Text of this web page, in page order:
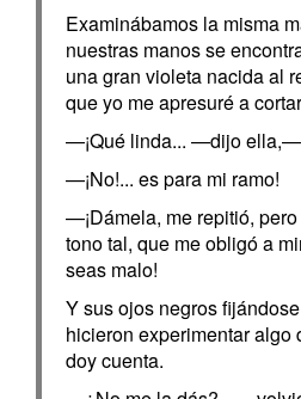
Examinábamos la misma
nuestras manos se
una gran violeta nacida al
que yo me apresuré a
—¡Qué linda... —dijo
—¡No!... es para mi ramo!
—¡Dámela, me repitió,
tono tal, que me obligó a
seas malo!
Y sus ojos negros
hicieron experimentar algo
doy cuenta.